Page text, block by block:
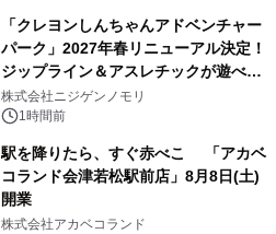
「クレヨンしんちゃんアドベンチャー
パーク」2027年春リニューアル決定！
ジップライン＆アスレチックが遊べる
のは今年が最後！ 「ラスト！ドキがム
ネムネ～大作戦！」始動
株式会社ニジゲンノモリ
1時間前
駅を降りたら、すぐ赤べこ 「アカベ
コランド会津若松駅前店」8月8日(土)
開業
株式会社アカベコランド